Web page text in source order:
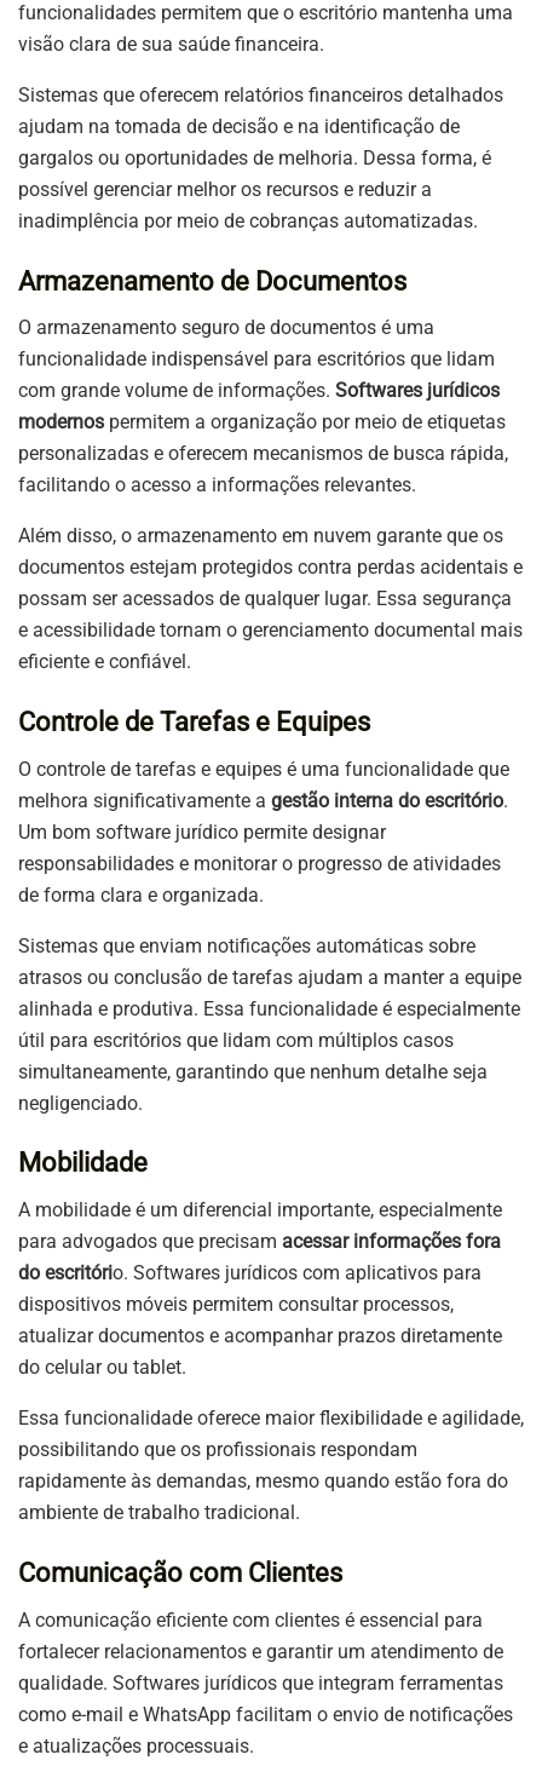
funcionalidades permitem que o escritório mantenha uma
visão clara de sua saúde financeira.
Sistemas que oferecem relatórios financeiros detalhados
ajudam na tomada de decisão e na identificação de
gargalos ou oportunidades de melhoria. Dessa forma, é
possível gerenciar melhor os recursos e reduzir a
inadimplência por meio de cobranças automatizadas.
Armazenamento de Documentos
O armazenamento seguro de documentos é uma
funcionalidade indispensável para escritórios que lidam
com grande volume de informações. Softwares jurídicos
modernos permitem a organização por meio de etiquetas
personalizadas e oferecem mecanismos de busca rápida,
facilitando o acesso a informações relevantes.
Além disso, o armazenamento em nuvem garante que os
documentos estejam protegidos contra perdas acidentais e
possam ser acessados de qualquer lugar. Essa segurança
e acessibilidade tornam o gerenciamento documental mais
eficiente e confiável.
Controle de Tarefas e Equipes
O controle de tarefas e equipes é uma funcionalidade que
melhora significativamente a gestão interna do escritório.
Um bom software jurídico permite designar
responsabilidades e monitorar o progresso de atividades
de forma clara e organizada.
Sistemas que enviam notificações automáticas sobre
atrasos ou conclusão de tarefas ajudam a manter a equipe
alinhada e produtiva. Essa funcionalidade é especialmente
útil para escritórios que lidam com múltiplos casos
simultaneamente, garantindo que nenhum detalhe seja
negligenciado.
Mobilidade
A mobilidade é um diferencial importante, especialmente
para advogados que precisam acessar informações fora
do escritório. Softwares jurídicos com aplicativos para
dispositivos móveis permitem consultar processos,
atualizar documentos e acompanhar prazos diretamente
do celular ou tablet.
Essa funcionalidade oferece maior flexibilidade e agilidade,
possibilitando que os profissionais respondam
rapidamente às demandas, mesmo quando estão fora do
ambiente de trabalho tradicional.
Comunicação com Clientes
A comunicação eficiente com clientes é essencial para
fortalecer relacionamentos e garantir um atendimento de
qualidade. Softwares jurídicos que integram ferramentas
como e-mail e WhatsApp facilitam o envio de notificações
e atualizações processuais.